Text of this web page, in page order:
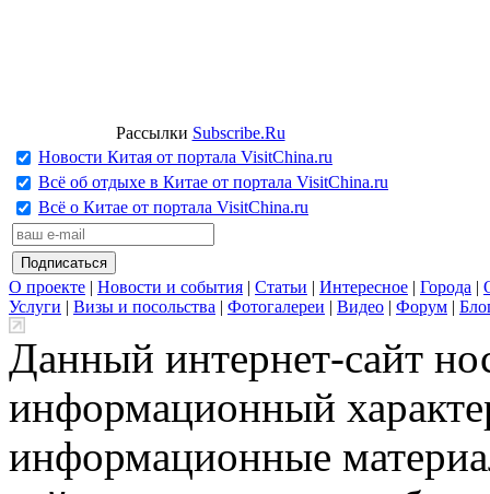
Рассылки Subscribe.Ru
Новости Китая от портала VisitChina.ru
Всё об отдыхе в Китае от портала VisitChina.ru
Всё о Китае от портала VisitChina.ru
О проекте | Новости и события | Статьи | Интересное | Города |
Услуги | Визы и посольства | Фотогалереи | Видео | Форум |
Данный интернет-сайт
информационный
информационные